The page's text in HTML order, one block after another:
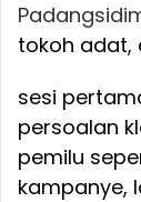
tokoh adat,
sesi
persoalan
pemilu
kampanye,